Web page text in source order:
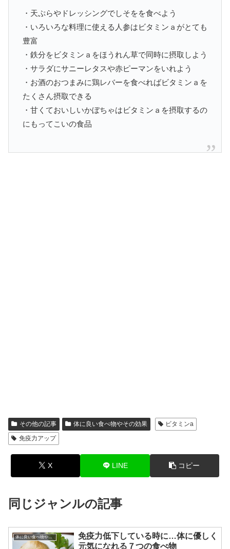
・天ぷらやドレッシングでしそをを食べよう
・いろいろな料理に使える人参はビタミンａがとても
豊富
・鉄分をビタミンａをほうれん草で同時に摂取しよう
・サラダにサニーレタスや赤ピーマンをいれよう
・お酒のおつまみに鶏レバーを食べればビタミンａを
たくさん摂取できる
・甘くておいしいかぼちゃはビタミンａを摂取するの
にもってこいの食品
その他の記事 体に良い食べ物やその効果
ビタミンa
免疫力アップ
X LINE コピー
同じジャンルの記事
体に良い食べ物やその効果
免疫力低下している時に…体に優しく
元気になれる７つの食べ物